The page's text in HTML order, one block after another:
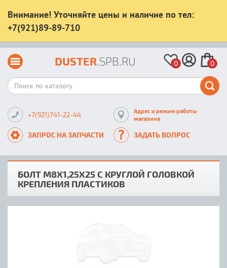
Внимание! Уточняйте цены и наличие по тел:
+7(921)89-89-710
DUSTER.SPB.RU 0 0
+7(921)741-22-44
Адрес и режим работы
магазина
ЗАПРОС НА ЗАПЧАСТИ ЗАДАТЬ ВОПРОС
БОЛТ М8Х1,25Х25 С КРУГЛОЙ ГОЛОВКОЙ
КРЕПЛЕНИЯ ПЛАСТИКОВ